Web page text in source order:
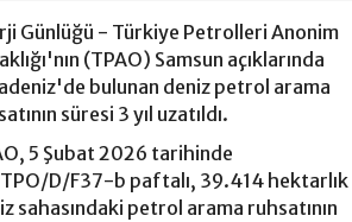
Günlüğü - Türkiye Petrolleri Anonim
(TPAO) Samsun açıklarında
bulunan deniz petrol arama
süresi 3 yıl uzatıldı.
5 Şubat 2026 tarihinde
D/F37-b paftalı, 39.414 hektarlık
sahasındaki petrol arama ruhsatının